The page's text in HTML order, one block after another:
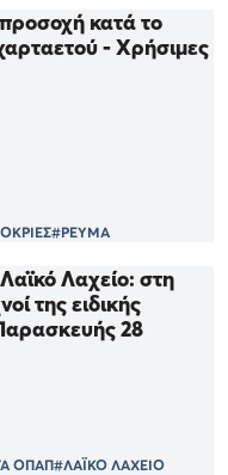
κατά το
- Χρήσιμες
#ΡΕΥΜΑ
Λαχείο: στη
της ειδικής
28
ΟΠΑΠ#ΛΑΪΚΟ ΛΑΧΕΙΟ